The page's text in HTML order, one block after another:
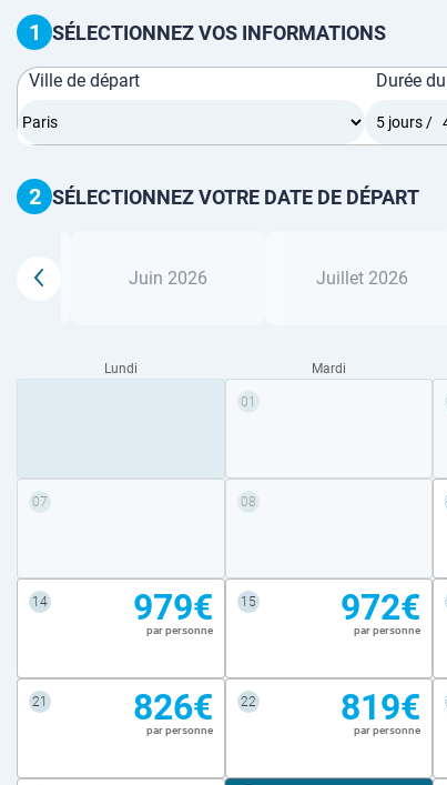
1 SÉLECTIONNEZ VOS INFORMATIONS
Ville de départ Durée
2 SÉLECTIONNEZ VOTRE DATE DE DÉPART
Juin 2026 Juillet 2026
Lundi Mardi
01
07 08
14 979€
par personne
15 972€
par personne
21 826€
par personne
22 819€
par personne